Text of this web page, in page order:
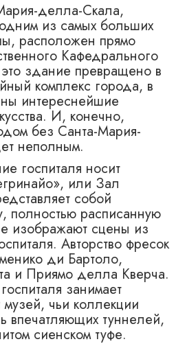
делла-Скала,
из самых больших
расположен прямо
Кафедрального
здание превращено в
комплекс города, в
интереснейшие
И, конечно,
без Санта-Мария-
неполным.
госпиталя носит
или Зал
собой
полностью расписанную
изображают сцены из
Авторство фресок
ди Бартоло,
и Приямо делла Кверча.
занимает
чьи коллекции
впечатляющих туннелей,
сиенском туфе.